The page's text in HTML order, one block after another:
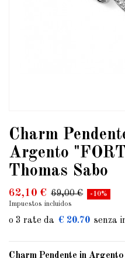
Charm
Argento
Thomas Sabo
62,10 € 69,00 € -10%
Impuestos incluidos
€ 20.70
Charm Pendente in